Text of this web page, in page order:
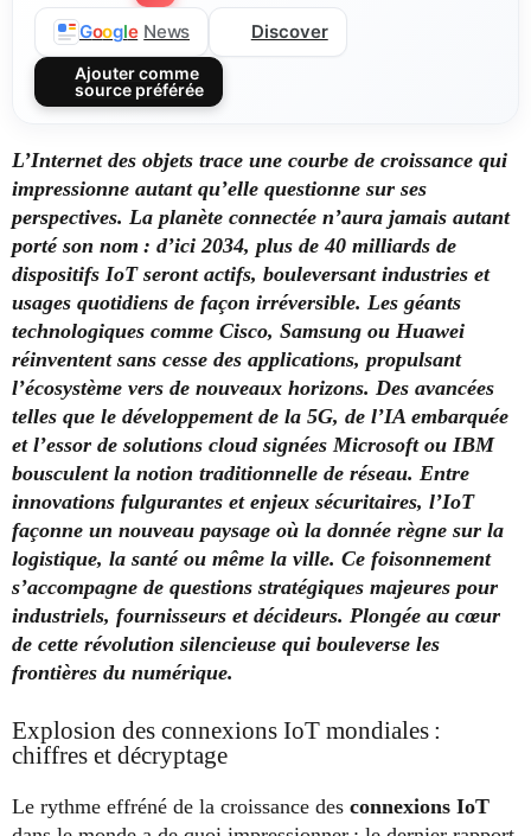
Google News Discover
Ajouter comme
source préférée
L’Internet des objets trace une courbe de croissance qui
impressionne autant qu’elle questionne sur ses
perspectives. La planète connectée n’aura jamais autant
porté son nom : d’ici 2034, plus de 40 milliards de
dispositifs IoT seront actifs, bouleversant industries et
usages quotidiens de façon irréversible. Les géants
technologiques comme Cisco, Samsung ou Huawei
réinventent sans cesse des applications, propulsant
l’écosystème vers de nouveaux horizons. Des avancées
telles que le développement de la 5G, de l’IA embarquée
et l’essor de solutions cloud signées Microsoft ou IBM
bousculent la notion traditionnelle de réseau. Entre
innovations fulgurantes et enjeux sécuritaires, l’IoT
façonne un nouveau paysage où la donnée règne sur la
logistique, la santé ou même la ville. Ce foisonnement
s’accompagne de questions stratégiques majeures pour
industriels, fournisseurs et décideurs. Plongée au cœur
de cette révolution silencieuse qui bouleverse les
frontières du numérique.
Explosion des connexions IoT mondiales :
chiffres et décryptage
Le rythme effréné de la croissance des connexions IoT